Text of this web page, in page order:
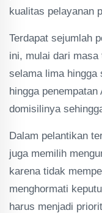
kualitas pelayanan
Terdapat sejumlah
ini, mulai dari masa
selama lima hingga
hingga
domisilinya
Dalam pelantikan
juga memilih
karena tidak
menghormati
harus menjadi